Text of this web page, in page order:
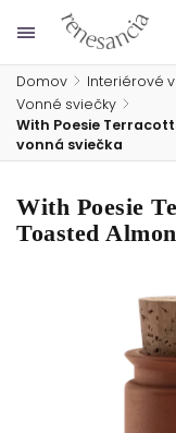
Domov / Interiérové
Vonné sviečky /
With Poesie
vonná sviečka
With Poesie
Toasted